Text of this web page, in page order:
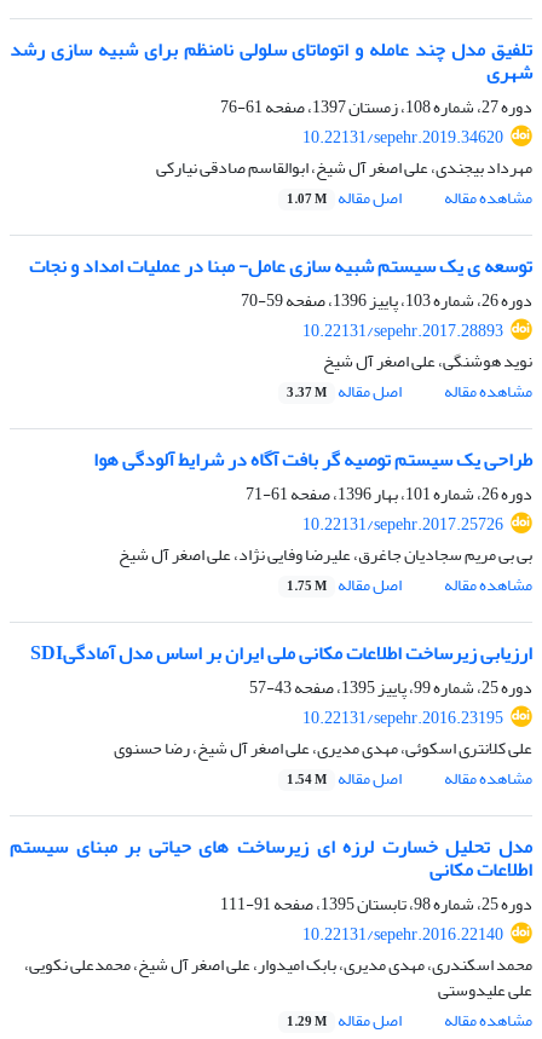
تلفیق مدل چند عامله و اتوماتای سلولی نامنظم برای شبیه سازی رشد
شهری
دوره 27، شماره 108، زمستان 1397، صفحه
61-76
10.22131/sepehr.2019.34620
مهرداد بیجندی، علی اصغر آل شیخ، ابوالقاسم صادقی نیارکی
مشاهده مقاله
اصل مقاله 1.07 M
توسعه ی یک سیستم شبیه سازی عامل- مبنا در عملیات امداد و نجات
دوره 26، شماره 103، پاییز 1396، صفحه
59-70
10.22131/sepehr.2017.28893
نوید هوشنگی، علی اصغر آل شیخ
مشاهده مقاله
اصل مقاله 3.37 M
طراحی یک سیستم توصیه گر بافت آگاه در شرایط آلودگی هوا
دوره 26، شماره 101، بهار 1396، صفحه
61-71
10.22131/sepehr.2017.25726
بی بی مریم سجادیان جاغرق، علیرضا وفایی نژاد، علی اصغر آل شیخ
مشاهده مقاله
اصل مقاله 1.75 M
ارزیابی زیرساخت اطلاعات مکانی ملی ایران بر اساس مدل آمادگیSDI
دوره 25، شماره 99، پاییز 1395، صفحه
43-57
10.22131/sepehr.2016.23195
علی کلانتری اسکوئی، مهدی مدیری، علی اصغر آل شیخ، رضا حسنوی
مشاهده مقاله
اصل مقاله 1.54 M
مدل تحلیل خسارت لرزه ای زیرساخت های حیاتی بر مبنای سیستم
اطلاعات مکانی
دوره 25، شماره 98، تابستان 1395، صفحه
91-111
10.22131/sepehr.2016.22140
محمد اسکندری، مهدی مدیری، بابک امیدوار، علی اصغر آل شیخ، محمدعلی نکویی،
علی علیدوستی
مشاهده مقاله
اصل مقاله 1.29 M